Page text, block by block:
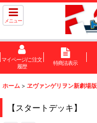
メニュー
マイページ/ご注文
履歴
特商法表示
ホーム > ヱヴァンゲリヲン新劇場版
【スタートデッキ】